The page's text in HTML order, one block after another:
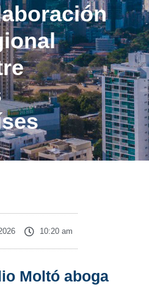
10:20 am
Moltó aboga